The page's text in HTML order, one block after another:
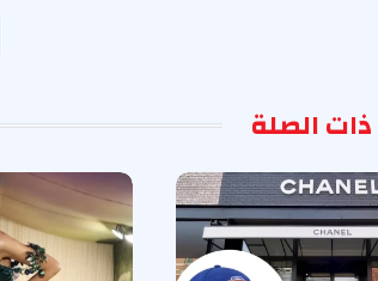
ذات الصلة